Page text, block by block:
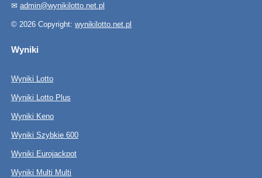
✉ admin@wynikilotto.net.pl
© 2026 Copyright: wynikilotto.net.pl
Wyniki
Wyniki Lotto
Wyniki Lotto Plus
Wyniki Keno
Wyniki Szybkie 600
Wyniki Eurojackpot
Wyniki Multi Multi